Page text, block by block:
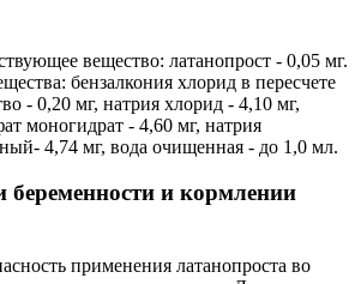
вещество: латанопрост - 0,05 мг.
бензалкония хлорид в пересчете
- 0,20 мг, натрия хлорид - 4,10 мг,
моногидрат - 4,60 мг, натрия
4,74 мг, вода очищенная - до 1,0 мл.
беременности и кормлении
применения латанопроста во